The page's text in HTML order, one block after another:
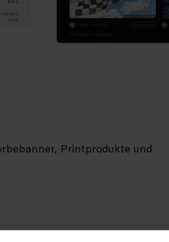
Printprodukte und